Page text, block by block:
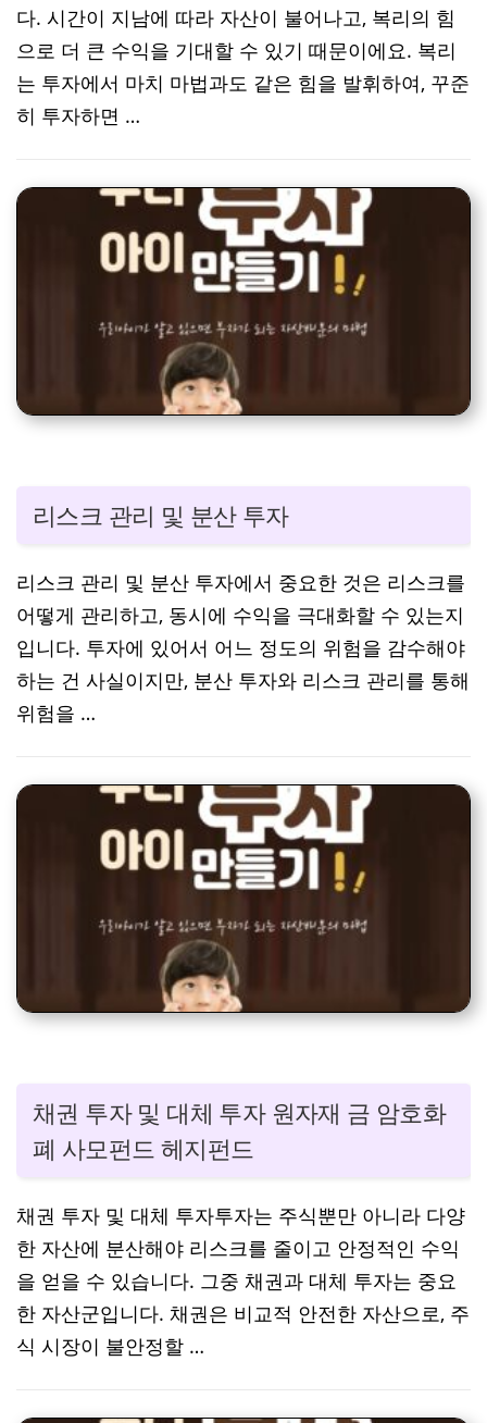
다. 시간이 지남에 따라 자산이 불어나고, 복리의 힘
으로 더 큰 수익을 기대할 수 있기 때문이에요. 복리
는 투자에서 마치 마법과도 같은 힘을 발휘하여, 꾸준
히 투자하면 …
리스크 관리 및 분산 투자
리스크 관리 및 분산 투자에서 중요한 것은 리스크를
어떻게 관리하고, 동시에 수익을 극대화할 수 있는지
입니다. 투자에 있어서 어느 정도의 위험을 감수해야
하는 건 사실이지만, 분산 투자와 리스크 관리를 통해
위험을 …
채권 투자 및 대체 투자 원자재 금 암호화
폐 사모펀드 헤지펀드
채권 투자 및 대체 투자투자는 주식뿐만 아니라 다양
한 자산에 분산해야 리스크를 줄이고 안정적인 수익
을 얻을 수 있습니다. 그중 채권과 대체 투자는 중요
한 자산군입니다. 채권은 비교적 안전한 자산으로, 주
식 시장이 불안정할 …